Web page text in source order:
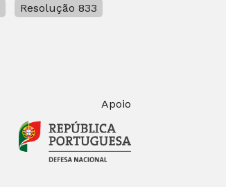
Resolução 833
Apoio